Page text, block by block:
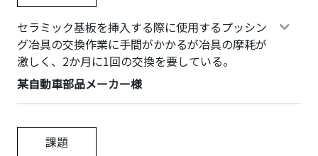
セラミック基板を挿入する際に使用するプッシン
グ冶具の交換作業に手間がかかるが冶具の摩耗が
激しく、2か月に1回の交換を要している。
某自動車部品メーカー様
課題